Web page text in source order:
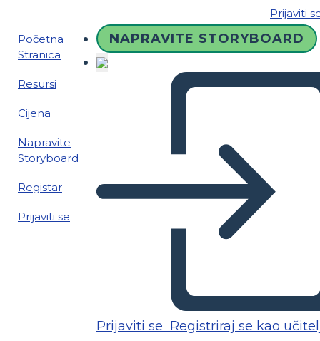
Prijaviti
Početna
Stranica
Resursi
Cijena
Napravite
Storyboard
Registar
Prijaviti se
NAPRAVITE STORYBOARD
Prijaviti se Registriraj se kao